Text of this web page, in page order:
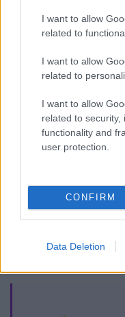
I want to allow
related to
I want to allow
related to
I want to allow
related to security,
functionality and
user protection.
CONFIRM
Data Deletion
A
Lapszám